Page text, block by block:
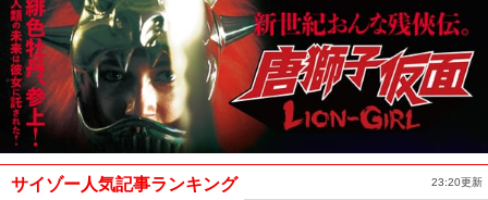
サイゾー人気記事ランキング 23:20更新